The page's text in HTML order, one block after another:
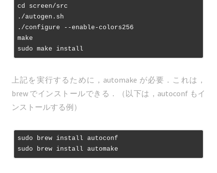
cd screen/src
./autogen.sh
./configure --enable-colors256
make
上記を実行するために，automake が必要．これは，
brew でインストールできる．（以下は，autoconf もイ
ンストールする例）
sudo brew install autoconf